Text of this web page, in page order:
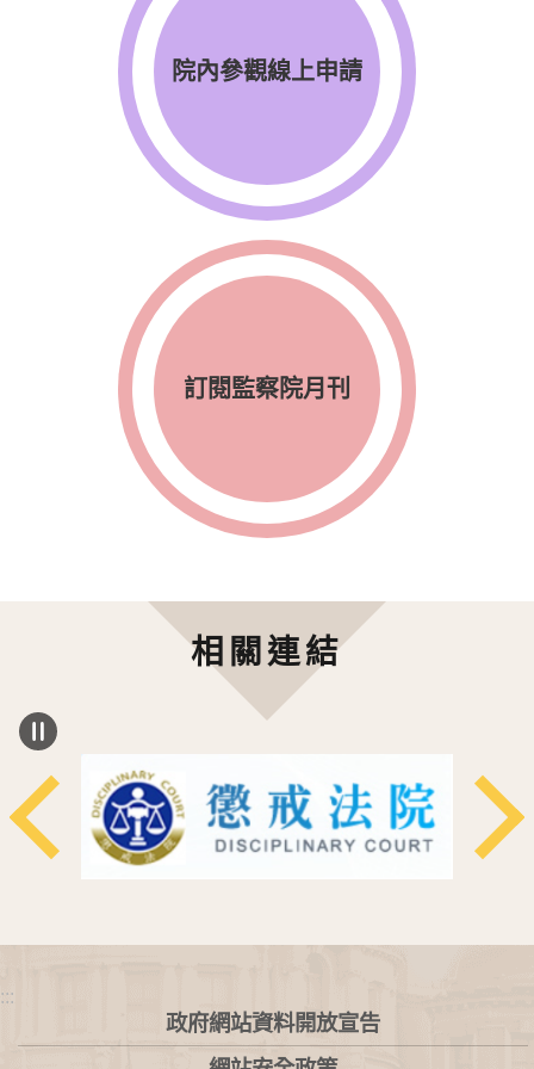
院內參觀線上申請
訂閱監察院月刊
相關連結
:::
政府網站資料開放宣告